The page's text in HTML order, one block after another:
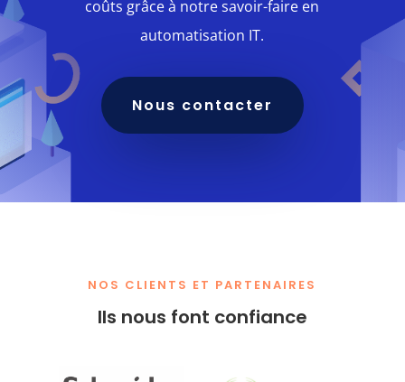
coûts grâce à notre savoir-faire en
automatisation IT.
Nous contacter
NOS CLIENTS ET PARTENAIRES
Ils nous font confiance